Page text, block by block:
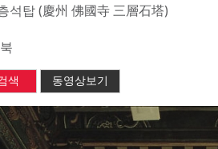
석탑 (慶州 佛國寺 三層石塔)
색 동영상보기